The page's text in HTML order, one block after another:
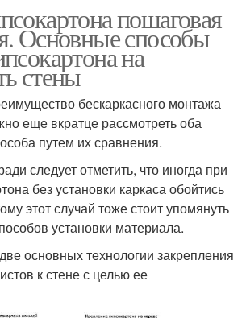
пошаговая
Основные способы
на
стены
бескаркасного монтажа
еще вкратце рассмотреть оба
путем их сравнения.
следует отметить, что иногда при
без установки каркаса обойтись
этот случай тоже стоит упомянуть
установки материала.
основных технологии закрепления
к стене с целью ее